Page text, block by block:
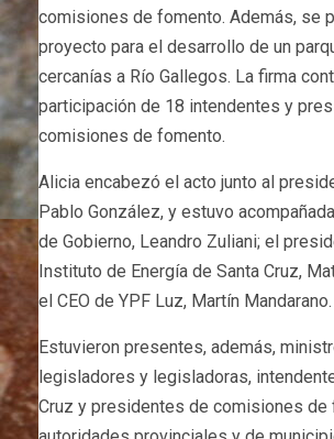
comisiones de fomento. Además, se
proyecto para el desarrollo de un
cercanías a Río Gallegos. La firma
participación de 18 intendentes y
comisiones de fomento.
Alicia encabezó el acto junto al
Pablo González, y estuvo
de Gobierno, Leandro Zuliani; el
Instituto de Energía de Santa Cruz,
el CEO de YPF Luz, Martín Mandarano.
Estuvieron presentes, además,
legisladores y legisladoras,
Cruz y presidentes de comisiones de